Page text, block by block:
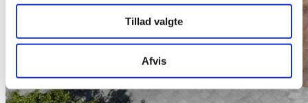
Tillad valgte
Afvis